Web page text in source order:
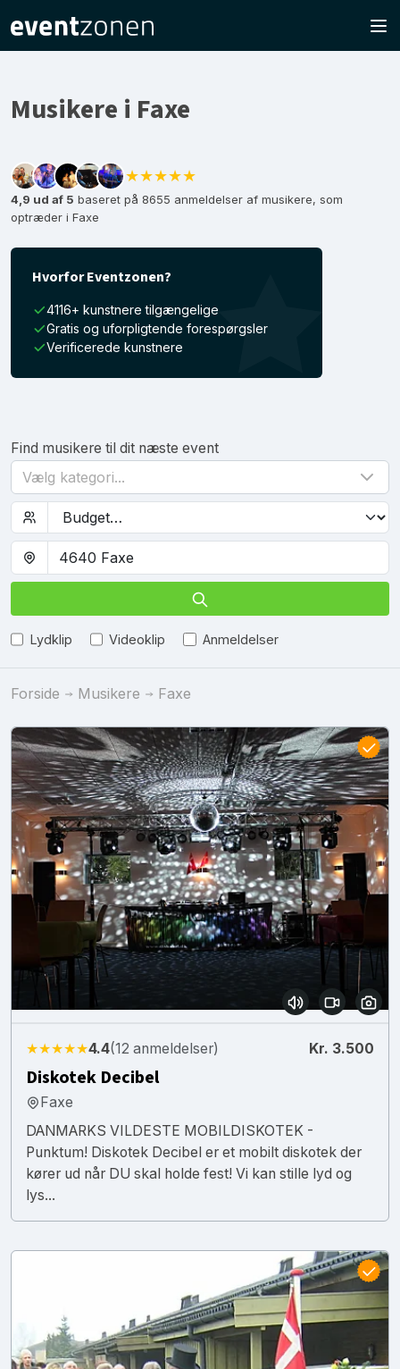
Musikere i Faxe
★★★★★
4,9 ud af 5 baseret på 8655 anmeldelser af musikere, som
optræder i Faxe
Hvorfor Eventzonen?
4116+ kunstnere tilgængelige
Gratis og uforpligtende forespørgsler
Verificerede kunstnere
Find musikere til dit næste event
Vælg kategori...
Lydklip Videoklip Anmeldelser
Forside Musikere Faxe
★★★★★4.4(12 anmeldelser) Kr. 3.500
Diskotek Decibel
Faxe
DANMARKS VILDESTE MOBILDISKOTEK -
Punktum! Diskotek Decibel er et mobilt diskotek der
kører ud når DU skal holde fest! Vi kan stille lyd og
lys...